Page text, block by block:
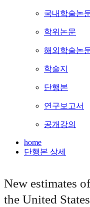
국내학술논
학위논문
해외학술논
학술지
단행본
연구보고서
공개강의
home
단행본 상세
New estimates
the United